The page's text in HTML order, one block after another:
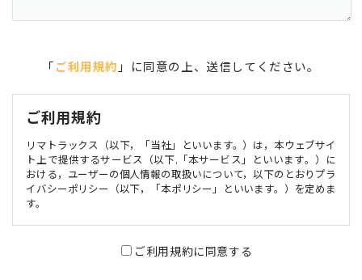
「 ご利用規約 」に同意の上、送信してください。
ご利用規約
リマトラックス（以下，「当社」といいます。）は，本ウェブサイ
ト上で提供するサービス（以下,「本サービス」といいます。）に
おける，ユーザーの個人情報の取扱いについて，以下のとおりプラ
イバシーポリシー（以下，「本ポリシー」といいます。）を定めま
す。
第1条（個人情報）
ご利用規約に同意する